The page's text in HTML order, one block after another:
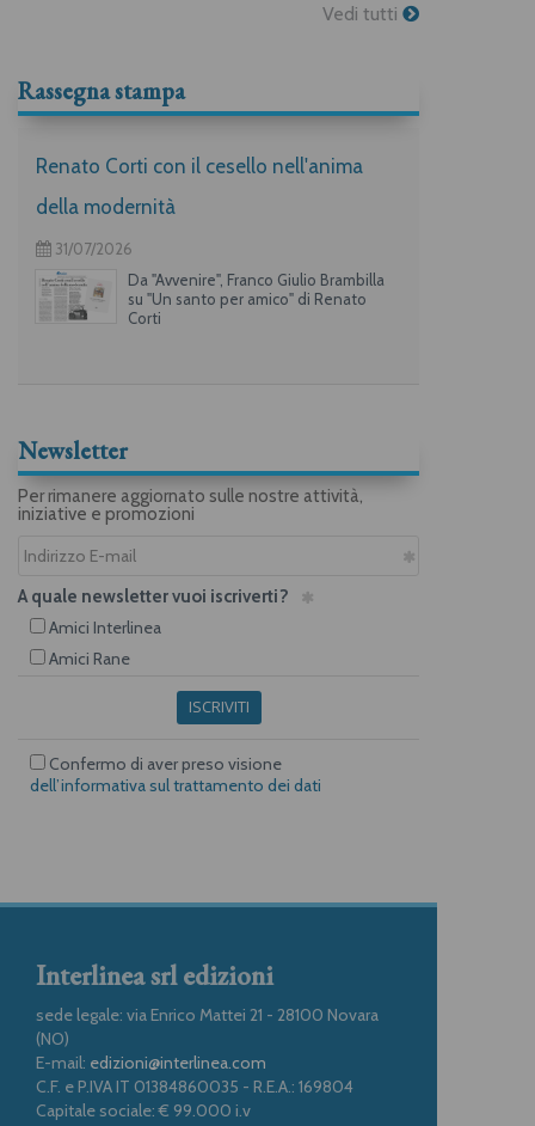
Vedi tutti
Rassegna stampa
Renato Corti con il cesello nell'anima
della modernità
31/07/2026
Da "Avvenire", Franco Giulio Brambilla
su "Un santo per amico" di Renato
Corti
Newsletter
Per rimanere aggiornato sulle nostre attività,
iniziative e promozioni
A quale newsletter vuoi iscriverti?
Amici Interlinea
Amici Rane
ISCRIVITI
Confermo di aver preso visione
dell’informativa sul trattamento dei dati
Interlinea srl edizioni
sede legale: via Enrico Mattei 21 - 28100 Novara
(NO)
E-mail: edizioni@interlinea.com
C.F. e P.IVA IT 01384860035 - R.E.A.: 169804
Capitale sociale: € 99.000 i.v